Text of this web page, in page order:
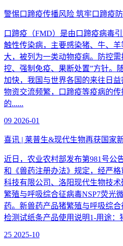
警惕口蹄疫传播风险 筑牢口蹄疫
口蹄疫（FMD）是由口蹄疫病毒
触性传染病，主要感染猪、牛、
大，被列为一类动物疫病。防控
控、强制免疫、果断处置”方针。
加快，我国与世界各国的来往日
物资交流频繁，口蹄疫等疫病的
的......
09 2026-01
喜讯 | 莱普生&现代生物再获国家
近日，农业农村部发布第981号公
和《兽药注册办法》规定，经严
科技有限公司、洛阳现代生物技
繁殖与呼吸综合征病毒NSP7荧光
药。新兽药产品猪繁殖与呼吸综
检测试纸条产品使用说明1-用途：
25 2025-10